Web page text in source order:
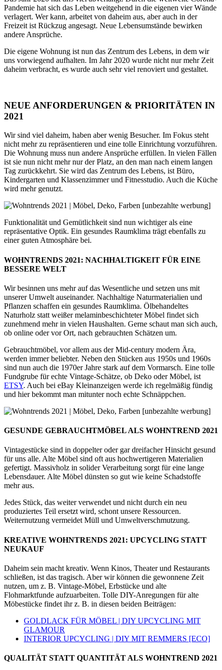
Pandemie hat sich das Leben weitgehend in die eigenen vier Wände
verlagert. Wer kann, arbeitet von daheim aus, aber auch in der
Freizeit ist Rückzug angesagt. Neue Lebensumstände bewirken
andere Ansprüche.
Die eigene Wohnung ist nun das Zentrum des Lebens, in dem wir
uns vorwiegend aufhalten. Im Jahr 2020 wurde nicht nur mehr Zeit
daheim verbracht, es wurde auch sehr viel renoviert und gestaltet.
NEUE ANFORDERUNGEN & PRIORITÄTEN IN
2021
Wir sind viel daheim, haben aber wenig Besucher. Im Fokus steht
nicht mehr zu repräsentieren und eine tolle Einrichtung vorzuführen.
Die Wohnung muss nun andere Ansprüche erfüllen. In vielen Fällen
ist sie nun nicht mehr nur der Platz, an den man nach einem langen
Tag zurückkehrt. Sie wird das Zentrum des Lebens, ist Büro,
Kindergarten und Klassenzimmer und Fitnesstudio. Auch die Küche
wird mehr genutzt.
Funktionalität und Gemütlichkeit sind nun wichtiger als eine
repräsentative Optik. Ein gesundes Raumklima trägt ebenfalls zu
einer guten Atmosphäre bei.
WOHNTRENDS 2021: NACHHALTIGKEIT FÜR EINE
BESSERE WELT
Wir besinnen uns mehr auf das Wesentliche und setzen uns mit
unserer Umwelt auseinander. Nachhaltige Naturmaterialien und
Pflanzen schaffen ein gesundes Raumklima. Ölbehandeltes
Naturholz statt weißer melaminbeschichteter Möbel findet sich
zunehmend mehr in vielen Haushalten. Gerne schaut man sich auch,
ob online oder vor Ort, nach gebrauchten Schätzen um.
Gebrauchtmöbel, vor allem aus der Mid-century modern Ära,
werden immer beliebter. Neben den Stücken aus 1950s und 1960s
sind nun auch die 1970er Jahre stark auf dem Vormarsch. Eine tolle
Fundgrube für echte Vintage-Schätze, ob Deko oder Möbel, ist
ETSY. Auch bei eBay Kleinanzeigen werde ich regelmäßig fündig
und hier bekommt man mitunter noch echte Schnäppchen.
GESUNDE GEBRAUCHTMÖBEL ALS WOHNTREND 2021
Vintagestücke sind in doppelter oder gar dreifacher Hinsicht gesund
für uns alle. Alte Möbel sind oft aus hochwertigeren Materialien
gefertigt. Massivholz in solider Verarbeitung sorgt für eine lange
Lebensdauer. Alte Möbel dünsten so gut wie keine Schadstoffe
mehr aus.
Jedes Stück, das weiter verwendet und nicht durch ein neu
produziertes Teil ersetzt wird, schont unsere Ressourcen.
Weiternutzung vermeidet Müll und Umweltverschmutzung.
KREATIVE WOHNTRENDS 2021: UPCYCLING STATT
NEUKAUF
Daheim sein macht kreativ. Wenn Kinos, Theater und Restaurants
schließen, ist das tragisch. Aber wir können die gewonnene Zeit
nutzen, um z. B. Vintage-Möbel, Erbstücke und alte
Flohmarktfunde aufzuarbeiten. Tolle DIY-Anregungen für alte
Möbestücke findet ihr z. B. in diesen beiden Beiträgen:
GOLDLACK FÜR MÖBEL | DIY UPCYCLING MIT
GLAMOUR
INTERIOR UPCYCLING | DIY MIT REMMERS [ECO]
QUALITÄT STATT QUANTITÄT ALS WOHNTREND 2021